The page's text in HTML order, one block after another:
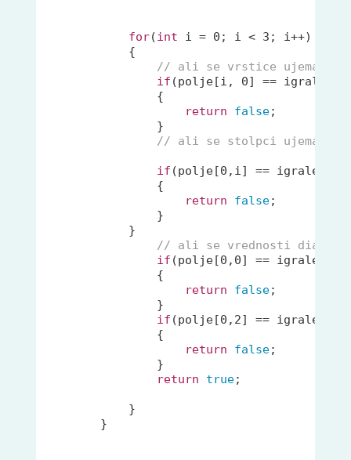
for(int i = 0 ; i < 3 ; i++)
            {
// ali se vrstice ujemajo
if (polje[i, 0] == igralec
                {
return
false;
                }
// ali se stolpci ujemajo
if (polje[0 ,i] == igralec
                {
return
false;
                }
            }
// ali se vrednosti
if (polje[0 , 0] == igralec
                {
return
false;
                }
if (polje[0 , 2] == igralec
                {
return
false;
                }
return
true;
            }
        }